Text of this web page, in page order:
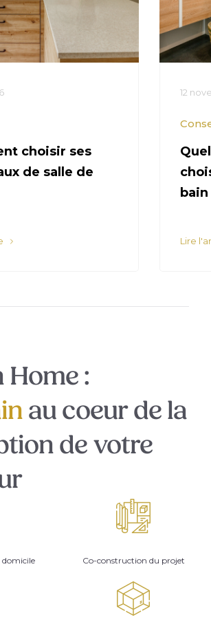
choisir ses
de salle de
12
bain
Lire
Home :
au coeur de la
de votre
domicile Co-construction du projet